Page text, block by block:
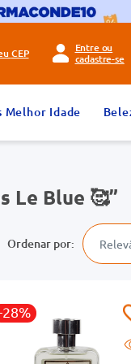
CEP
Entre ou
cadastre-se
Melhor Idade
Le Blue 🥰
28%